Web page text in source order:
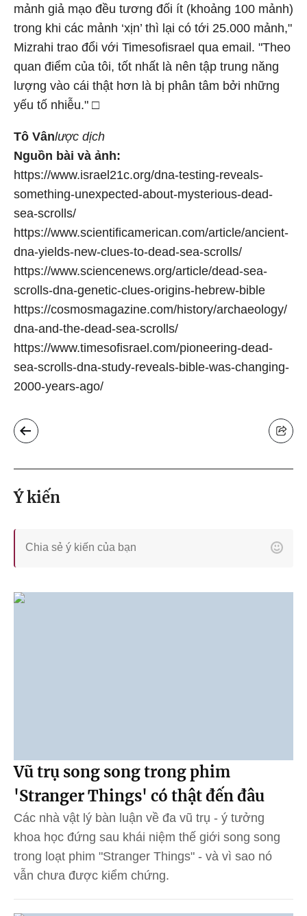
mảnh giả mạo đều tương đối ít (khoảng 100 mảnh)
trong khi các mảnh ‘xịn’ thì lại có tới 25.000 mảnh,"
Mizrahi trao đổi với Timesofisrael qua email. "Theo
quan điểm của tôi, tốt nhất là nên tập trung năng
lượng vào cái thật hơn là bị phân tâm bởi những
yếu tố nhiễu." □
Tô Vânlược dịch
Nguồn bài và ảnh:
https://www.israel21c.org/dna-testing-reveals-
something-unexpected-about-mysterious-dead-
sea-scrolls/
https://www.scientificamerican.com/article/ancient-
dna-yields-new-clues-to-dead-sea-scrolls/
https://www.sciencenews.org/article/dead-sea-
scrolls-dna-genetic-clues-origins-hebrew-bible
https://cosmosmagazine.com/history/archaeology/
dna-and-the-dead-sea-scrolls/
https://www.timesofisrael.com/pioneering-dead-
sea-scrolls-dna-study-reveals-bible-was-changing-
2000-years-ago/
Ý kiến
Vũ trụ song song trong phim
'Stranger Things' có thật đến đâu
Các nhà vật lý bàn luận về đa vũ trụ - ý tưởng
khoa học đứng sau khái niệm thế giới song song
trong loạt phim "Stranger Things" - và vì sao nó
vẫn chưa được kiểm chứng.